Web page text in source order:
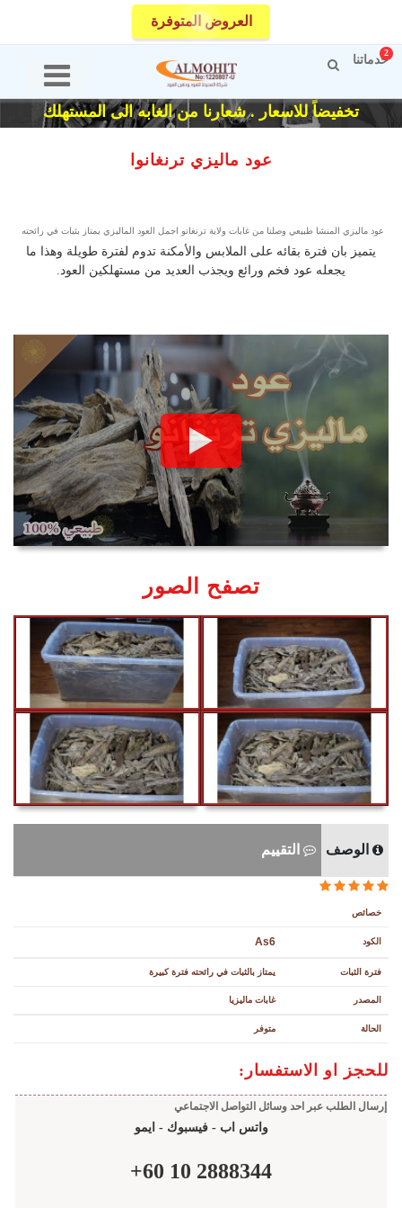
العروض المتوفرة
خدماتنا
2
تخفيضاً للاسعار . شعارنا من الغابه الى المستهلك
عود ماليزي ترنغانوا
عود ماليزي المنشا طبيعي وصلنا من غابات ولاية ترنغانو اجمل العود الماليزي يمتاز بثبات في رائحته
يتميز بان فترة بقائه على الملابس والأمكنة تدوم لفترة طويلة وهذا ما
يجعله عود فخم ورائع ويجذب العديد من مستهلكين العود.
تصفح الصور
الوصف التقييم
خصائص
الكود As6
فترة الثبات يمتاز بالثبات في رائحته فترة كبيرة
المصدر غابات ماليزيا
الحالة متوفر
للحجز او الاستفسار:
إرسال الطلب عبر احد وسائل التواصل الاجتماعي
واتس اب - فيسبوك - ايمو
+60 10 2888344